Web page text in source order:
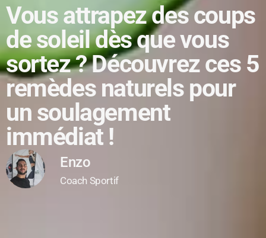
Vous attrapez des coups
de soleil dès que vous
sortez ? Découvrez ces 5
remèdes naturels pour
un soulagement
immédiat !
Enzo
Coach Sportif